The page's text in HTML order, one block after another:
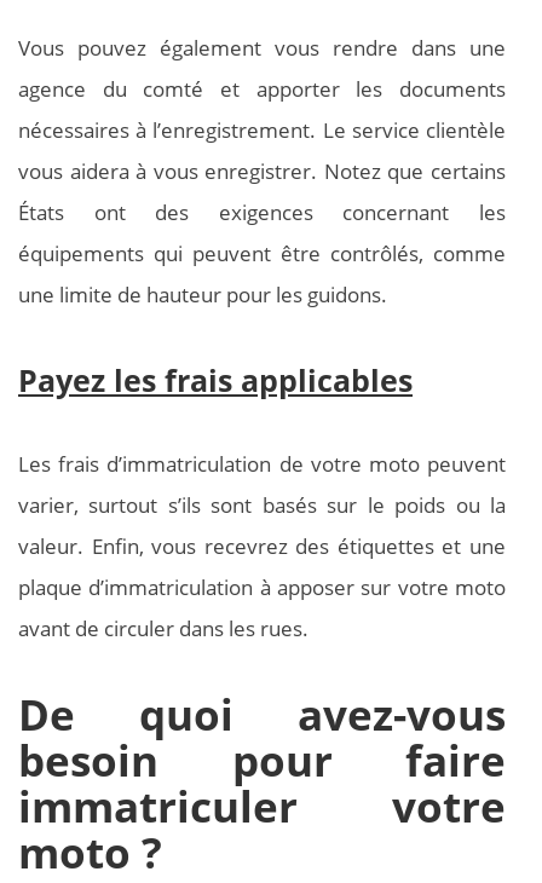
Vous pouvez également vous rendre dans une
agence du comté et apporter les documents
nécessaires à l’enregistrement. Le service clientèle
vous aidera à vous enregistrer. Notez que certains
États ont des exigences concernant les
équipements qui peuvent être contrôlés, comme
une limite de hauteur pour les guidons.
Payez les frais applicables
Les frais d’immatriculation de votre moto peuvent
varier, surtout s’ils sont basés sur le poids ou la
valeur. Enfin, vous recevrez des étiquettes et une
plaque d’immatriculation à apposer sur votre moto
avant de circuler dans les rues.
De quoi avez-vous
besoin pour faire
immatriculer votre
moto ?